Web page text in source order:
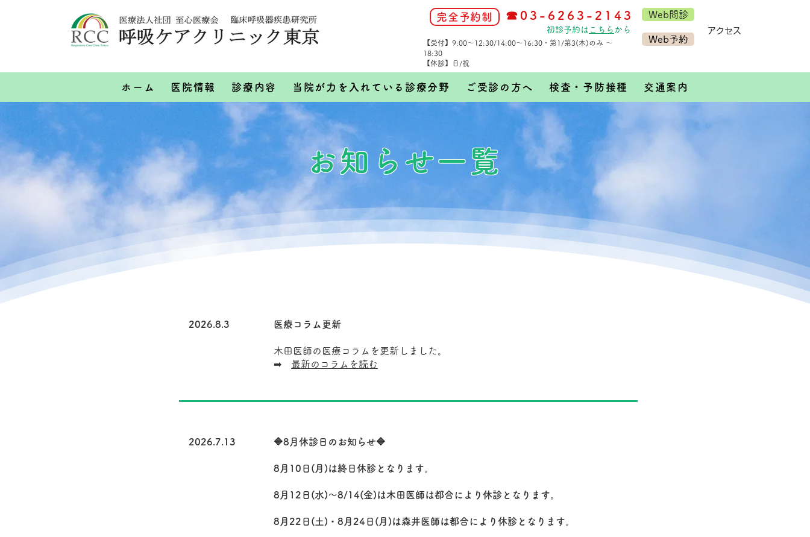
完全予約制 ☎03-6263-2143
初診予約は こちら から
【受付】9:00～12:30/14:00～16:30・第1/第3(木)のみ ～
18:30
【休診】日/祝
Web問診
Web予約
​アクセス
ホーム 医院情報 診療内容 当院が力を入れている診療分野 ご受診の方へ 検査・予防接種 交通案内
お知らせ一覧
2026.8.3 医療コラム更新
木田医師の医療コラムを更新しました。
➡ 最新のコラムを読む
2026.7.13 🔷8月休診日のお知らせ🔷
8月10日(月)は終日休診となります。
8月12日(水)～8/14(金)は木田医師は都合により休診となります。
8月22日(土)・8月24日(月)は森井医師は都合により休診となります。